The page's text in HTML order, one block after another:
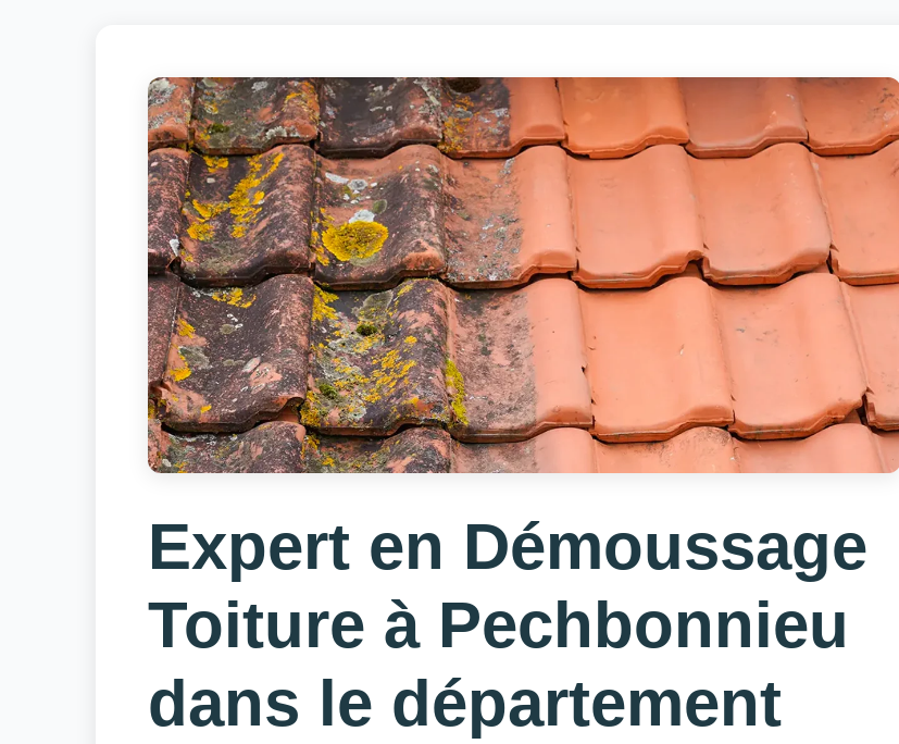
Expert en Démoussage
Toiture à Pechbonnieu
dans le département